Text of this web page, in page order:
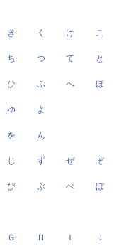
き く け こ
ち つ て と
ひ ふ へ ほ
ゆ よ
を ん
じ ず ぜ ぞ
び ぶ べ ぼ
Ｇ Ｈ Ｉ Ｊ